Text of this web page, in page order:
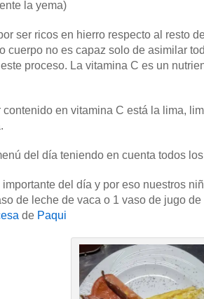
la yema)
ser ricos en hierro respecto al resto
cuerpo no es capaz solo de asimilar
proceso. La vitamina C es un
en vitamina C está la lima,
del día teniendo en cuenta todos
del día y por eso nuestros
de leche de vaca o 1 vaso de jugo
de Paqui